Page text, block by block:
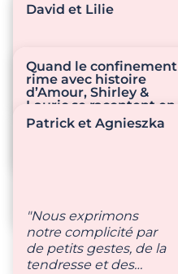
petites attentions
comme cuisiner
ensemble, regarder la
David et Lilie
"Nous sommes
attentifs et à l’écoute
de l’un et l’autre au
Quand le confinement
rime avec histoire
d’Amour, Shirley &
Lauric se racontent en
vidéo
campagne LES
VRAIES HISTOIRES
Patrick et Agnieszka
"Nous exprimons
notre complicité par
de petits gestes, de la
tendresse et des